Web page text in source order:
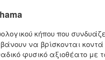
κήπου που
να βρίσκονται
φυσικό αξιοθέατο